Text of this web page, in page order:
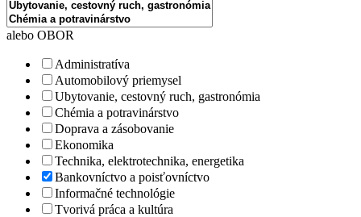
alebo OBOR
Administratíva
Automobilový priemysel
Ubytovanie, cestovný ruch, gastronómia
Chémia a potravinárstvo
Doprava a zásobovanie
Ekonomika
Technika, elektrotechnika, energetika
Bankovníctvo a poisťovníctvo
Informačné technológie
Tvorivá práca a kultúra